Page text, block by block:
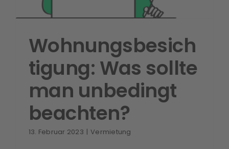
Wohnungsbesich
tigung: Was sollte
man unbedingt
beachten?
13. Februar 2023 | Vermietung